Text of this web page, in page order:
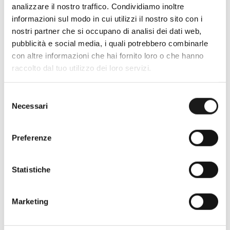
analizzare il nostro traffico. Condividiamo inoltre
informazioni sul modo in cui utilizzi il nostro sito con i
nostri partner che si occupano di analisi dei dati web,
pubblicità e social media, i quali potrebbero combinarle
con altre informazioni che hai fornito loro o che hanno
raccolto dal tuo utilizzo dei loro servizi.
delNecessari
Preferenze
Statistiche
Marketing
Oltre 30 anni di esperienza
Nato nel 1990 con il nome di Rifugio
Roma, RRTrek è il punto di riferimento
clienti con professionalità, rendendo